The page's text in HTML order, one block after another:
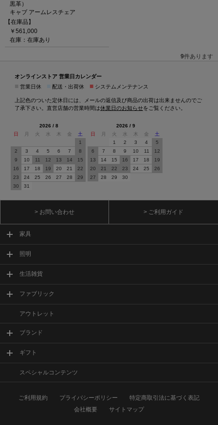
黒革）
キャブ アームレスチェア
【在庫品】
￥561,000
在庫：在庫あり
9件あります
オンラインストア 営業日カレンダー
営業日休 配送・出荷休 ■ システムメンテナンス
上記色のついた定休日には、メールの返信及び商品の出荷は出来ませんのでご
了承下さい。直営店舗の営業時間は休業日のお知らせをご覧ください。
2026 / 8
日
月 火 水 木 金
土
1
2
3 4 5 6 7
8
9
10 11 12 13 14
15
16
17 18 19 20 21
22
23
24 25 26 27 28
29
30
31
2026 / 9
日
月 火 水 木 金
土
1
2 3 4
5
6
7 8 9 10 11
12
13
14 15 16 17 18
19
20
21 22 23 24 25
26
27
28 29 30
> お問い合わせ > ご利用ガイド
家具
照明
生活雑貨
ファブリック
アウトレット
ブランド
ギフト
スペシャルコンテンツ
ご利用規約 プライバシーポリシー
特定商取引法に基づく表記
会社概要
サイトマップ